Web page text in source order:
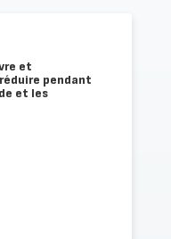
et
pendant
et les